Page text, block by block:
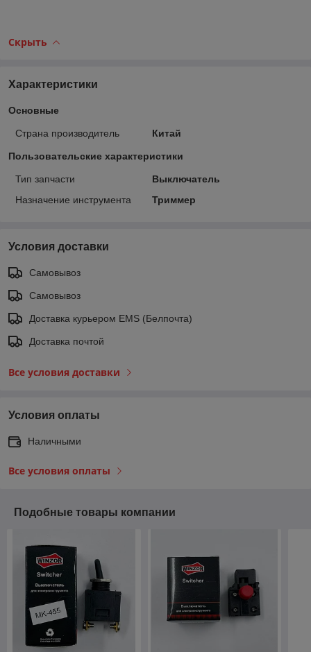
Скрыть
Характеристики
Основные
Страна производитель Китай
Пользовательские характеристики
Тип запчасти
Выключатель
Назначение инструмента
Триммер
Условия доставки
Самовывоз
Самовывоз
Доставка курьером EMS (Белпочта)
Доставка почтой
Все условия доставки
Условия оплаты
Наличными
Все условия оплаты
Подобные товары компании